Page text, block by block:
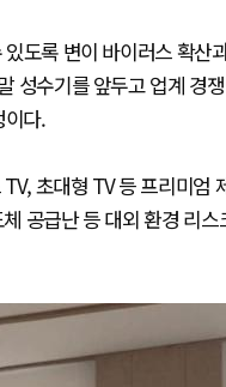
도록 변이 바이러스 확
성수기를 앞두고 업계 경
이다.
초대형 TV 등 프리미
공급난 등 대외 환경 리